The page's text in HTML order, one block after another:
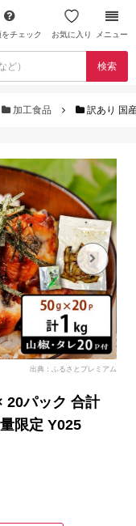
チェック お気に入り メニュー
検索
加工食品 訳あり 国
出典：ふるさとプレミアム
20パック 合計
限定 Y025